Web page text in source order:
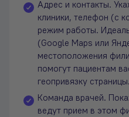
Адрес и контакты.
клиники, телефон (с
режим работы.
(Google Maps или
местоположения
помогут пациентам
геопривязку страницы.
Команда врачей.
ведут прием в этом